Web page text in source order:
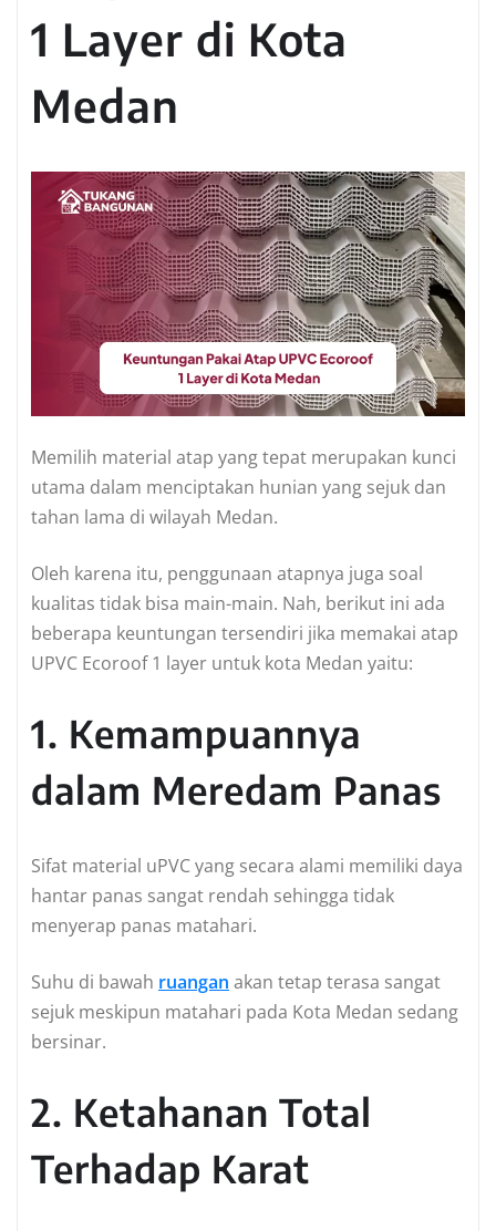
1 Layer di Kota
Medan
Memilih material atap yang tepat merupakan kunci
utama dalam menciptakan hunian yang sejuk dan
tahan lama di wilayah Medan.
Oleh karena itu, penggunaan atapnya juga soal
kualitas tidak bisa main-main. Nah, berikut ini ada
beberapa keuntungan tersendiri jika memakai atap
UPVC Ecoroof 1 layer untuk kota Medan yaitu:
1. Kemampuannya
dalam Meredam Panas
Sifat material uPVC yang secara alami memiliki daya
hantar panas sangat rendah sehingga tidak
menyerap panas matahari.
Suhu di bawah ruangan akan tetap terasa sangat
sejuk meskipun matahari pada Kota Medan sedang
bersinar.
2. Ketahanan Total
Terhadap Karat